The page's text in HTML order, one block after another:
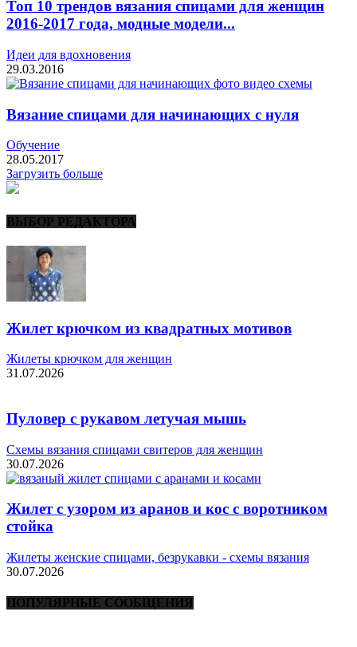
Топ 10 трендов вязания спицами для женщин
2016-2017 года, модные модели...
Идеи для вдохновения
29.03.2016
Вязание спицами для начинающих с нуля
Обучение
28.05.2017
Загрузить больше
ВЫБОР РЕДАКТОРА
Жилет крючком из квадратных мотивов
Жилеты крючком для женщин
31.07.2026
Пуловер с рукавом летучая мышь
Схемы вязания спицами свитеров для женщин
30.07.2026
Жилет с узором из аранов и кос с воротником
стойка
Жилеты женские спицами, безрукавки - схемы вязания
30.07.2026
ПОПУЛЯРНЫЕ СООБЩЕНИЯ